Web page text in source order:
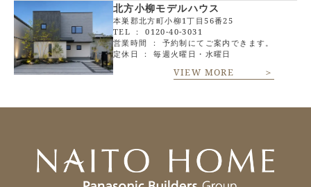
北方小柳モデルハウス
本巣郡北方町小柳1丁目56番25
TEL ：0120-40-3031
営業時間 ： 予約制にてご案内できます。
定休日 ： 毎週火曜日・水曜日
VIEW MORE ＞